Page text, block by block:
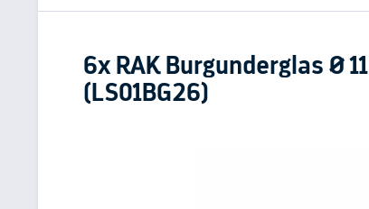
6x RAK Burgunderglas Ø
(LS01BG26)